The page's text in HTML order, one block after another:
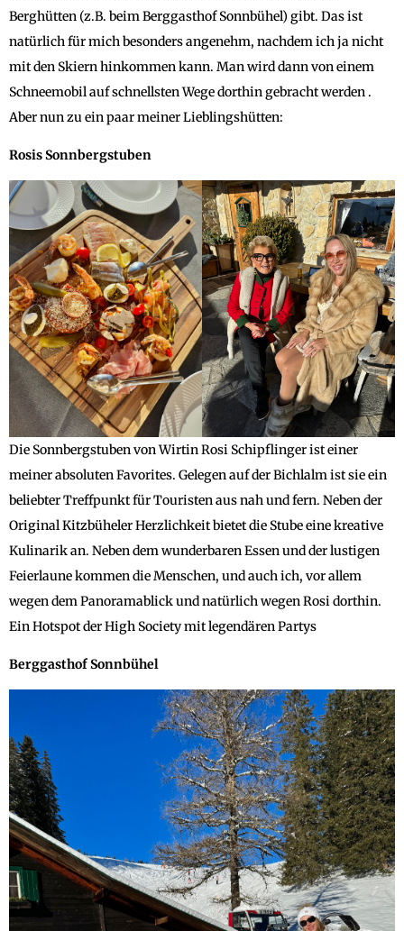
Berghütten (z.B. beim Berggasthof Sonnbühel) gibt. Das ist
natürlich für mich besonders angenehm, nachdem ich ja nicht
mit den Skiern hinkommen kann. Man wird dann von einem
Schneemobil auf schnellsten Wege dorthin gebracht werden .
Aber nun zu ein paar meiner Lieblingshütten:
Rosis Sonnbergstuben
Die Sonnbergstuben von Wirtin Rosi Schipflinger ist einer
meiner absoluten Favorites. Gelegen auf der Bichlalm ist sie ein
beliebter Treffpunkt für Touristen aus nah und fern. Neben der
Original Kitzbüheler Herzlichkeit bietet die Stube eine kreative
Kulinarik an. Neben dem wunderbaren Essen und der lustigen
Feierlaune kommen die Menschen, und auch ich, vor allem
wegen dem Panoramablick und natürlich wegen Rosi dorthin.
Ein Hotspot der High Society mit legendären Partys
Berggasthof Sonnbühel